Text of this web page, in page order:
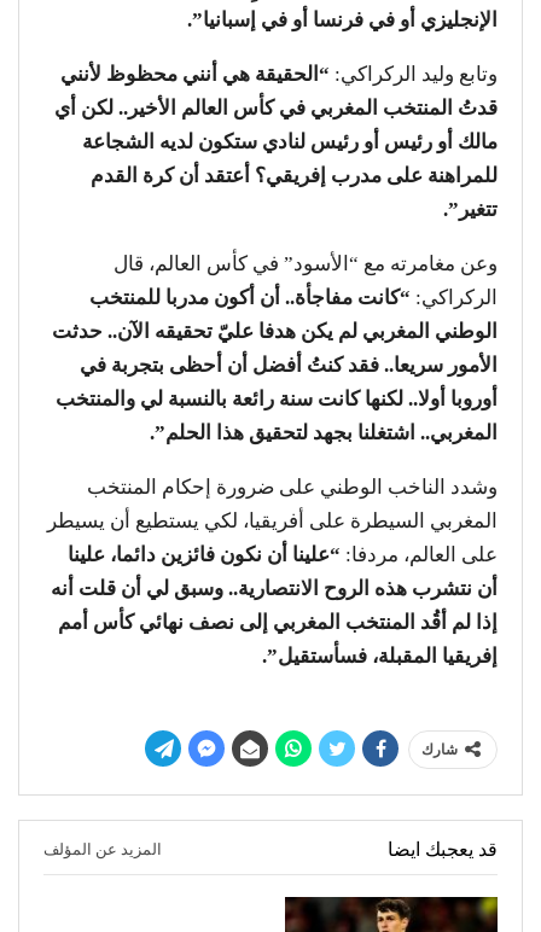
الإنجليزي أو في فرنسا أو في إسبانيا”.
وتابع وليد الركراكي: “الحقيقة هي أنني محظوظ لأنني
قدتُ المنتخب المغربي في كأس العالم الأخير.. لكن أي
مالك أو رئيس أو رئيس لنادي ستكون لديه الشجاعة
للمراهنة على مدرب إفريقي؟ أعتقد أن كرة القدم
تتغير”.
وعن مغامرته مع “الأسود” في كأس العالم، قال
الركراكي: “كانت مفاجأة.. أن أكون مدربا للمنتخب
الوطني المغربي لم يكن هدفا عليّ تحقيقه الآن.. حدثت
الأمور سريعا.. فقد كنتُ أفضل أن أحظى بتجربة في
أوروبا أولا.. لكنها كانت سنة رائعة بالنسبة لي والمنتخب
المغربي.. اشتغلنا بجهد لتحقيق هذا الحلم”.
وشدد الناخب الوطني على ضرورة إحكام المنتخب
المغربي السيطرة على أفريقيا، لكي يستطيع أن يسيطر
على العالم، مردفا: “علينا أن نكون فائزين دائما، علينا
أن نتشرب هذه الروح الانتصارية.. وسبق لي أن قلت أنه
إذا لم أقُد المنتخب المغربي إلى نصف نهائي كأس أمم
إفريقيا المقبلة، فسأستقيل”.
شارك
قد يعجبك ايضا المزيد عن المؤلف